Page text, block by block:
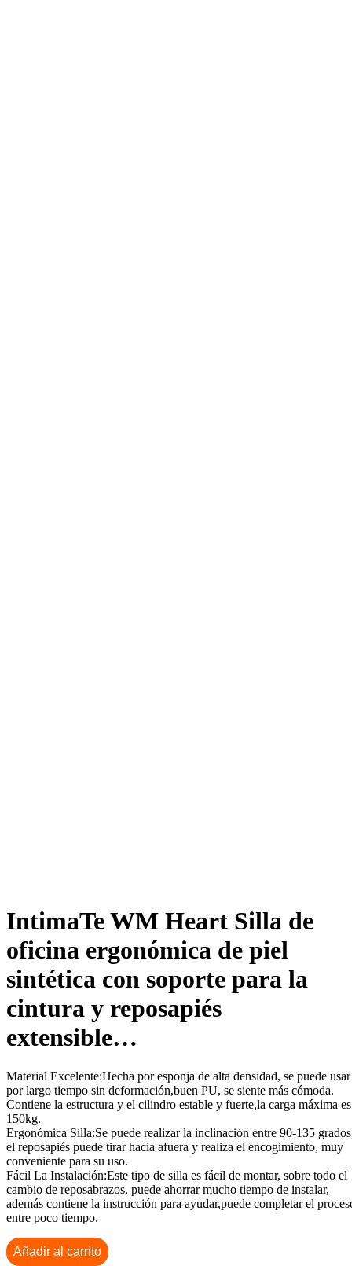
IntimaTe WM Heart Silla de
oficina ergonómica de piel
sintética con soporte para la
cintura y reposapiés
extensible…
Material Excelente:Hecha por esponja de alta densidad, se puede usar
por largo tiempo sin deformación,buen PU, se siente más cómoda.
Contiene la estructura y el cilindro estable y fuerte,la carga máxima es
150kg.
Ergonómica Silla:Se puede realizar la inclinación entre 90-135
el reposapiés puede tirar hacia afuera y realiza el encogimiento, muy
conveniente para su uso.
Fácil La Instalación:Este tipo de silla es fácil de montar, sobre todo el
cambio de reposabrazos, puede ahorrar mucho tiempo de instalar,
además contiene la instrucción para ayudar,puede completar el
entre poco tiempo.
Añadir al carrito